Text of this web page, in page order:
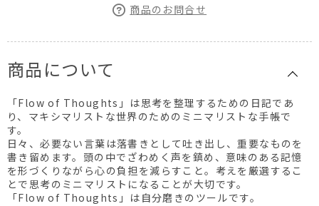
商品のお問合せ
商品について
「Flow of Thoughts」は思考を整理するための日記であ
り、マキシマリストな世界のためのミニマリストな手帳で
す。
日々、必要ない言葉は落書きとして吐き出し、重要なものを
書き留めます。頭の中でざわめく声を鎮め、意味のある記憶
を形づくりながら心の負担を減らすこと。考えを厳選するこ
とで思考のミニマリストになることが大切です。
「Flow of Thoughts」は自分磨きのツールです。